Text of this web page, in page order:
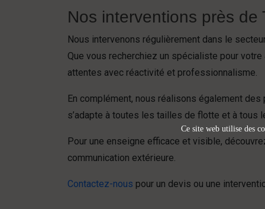
Nos interventions près
Nous intervenons régulièrement dans le
Que vous recherchiez un spécialiste pour votre
attentes avec réactivité et professionnalisme.
En complément, nous réalisons également
s’adapte à toutes les tailles de flotte et à tous
Pour une enseigne efficace et visible,
communication extérieure.
Contactez-nous pour un devis ou une
Ce site web utilise des